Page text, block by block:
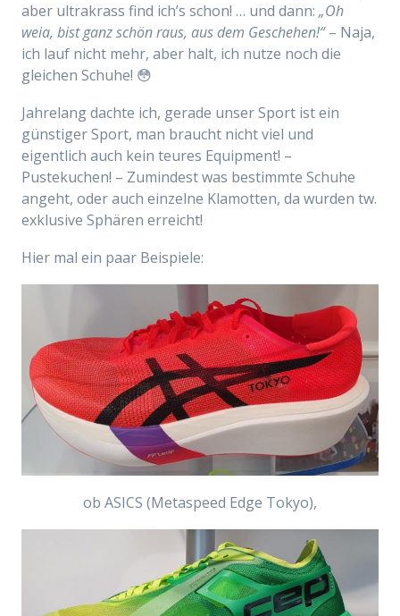
aber ultrakrass find ich’s schon! … und dann: „Oh
weia, bist ganz schön raus, aus dem Geschehen!“– Naja,
ich lauf nicht mehr, aber halt, ich nutze noch die
gleichen Schuhe! 😳
Jahrelangdachte ich, gerade unser Sport ist ein
günstiger Sport, man braucht nicht viel und
eigentlich auch kein teures Equipment! –
Pustekuchen! – Zumindest was bestimmte Schuhe
angeht, oder auch einzelne Klamotten, da wurden tw.
exklusive Sphären erreicht!
Hier mal ein paar Beispiele:
ob ASICS (Metaspeed Edge Tokyo),